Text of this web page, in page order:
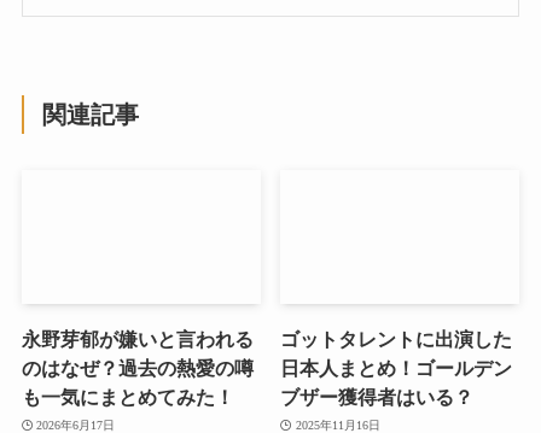
関連記事
永野芽郁が嫌いと言われる
のはなぜ？過去の熱愛の噂
も一気にまとめてみた！
2026年6月17日
ゴットタレントに出演した
日本人まとめ！ゴールデン
ブザー獲得者はいる？
2025年11月16日